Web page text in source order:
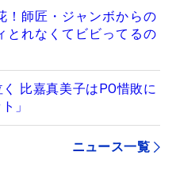
！師匠・ジャンボからの
とれなくてビビってるの
比嘉真美子はPO惜敗に
」
ニュース一覧